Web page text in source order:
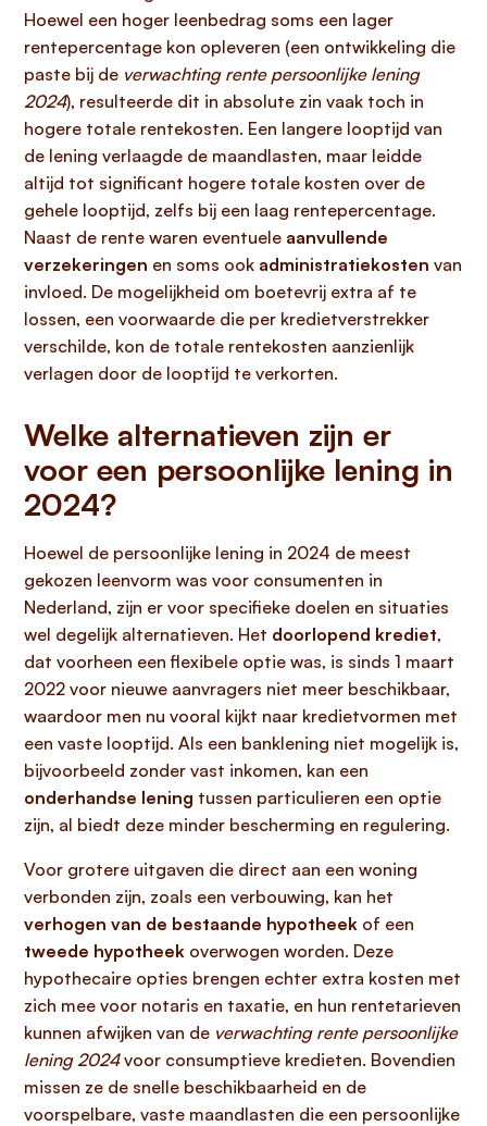
Hoewel een hoger leenbedrag soms een lager
rentepercentage kon opleveren (een ontwikkeling die
paste bij de verwachting rente persoonlijke lening
2024), resulteerde dit in absolute zin vaak toch in
hogere totale rentekosten. Een langere looptijd van
de lening verlaagde de maandlasten, maar leidde
altijd tot significant hogere totale kosten over de
gehele looptijd, zelfs bij een laag rentepercentage.
Naast de rente waren eventuele aanvullende
verzekeringen en soms ook administratiekosten van
invloed. De mogelijkheid om boetevrij extra af te
lossen, een voorwaarde die per kredietverstrekker
verschilde, kon de totale rentekosten aanzienlijk
verlagen door de looptijd te verkorten.
Welke alternatieven zijn er
voor een persoonlijke lening in
2024?
Hoewel de persoonlijke lening in 2024 de meest
gekozen leenvorm was voor consumenten in
Nederland, zijn er voor specifieke doelen en situaties
wel degelijk alternatieven. Het doorlopend krediet,
dat voorheen een flexibele optie was, is sinds 1 maart
2022 voor nieuwe aanvragers niet meer beschikbaar,
waardoor men nu vooral kijkt naar kredietvormen met
een vaste looptijd. Als een banklening niet mogelijk is,
bijvoorbeeld zonder vast inkomen, kan een
onderhandse lening tussen particulieren een optie
zijn, al biedt deze minder bescherming en regulering.
Voor grotere uitgaven die direct aan een woning
verbonden zijn, zoals een verbouwing, kan het
verhogen van de bestaande hypotheek of een
tweede hypotheek overwogen worden. Deze
hypothecaire opties brengen echter extra kosten met
zich mee voor notaris en taxatie, en hun rentetarieven
kunnen afwijken van de verwachting rente persoonlijke
lening 2024voor consumptieve kredieten. Bovendien
missen ze de snelle beschikbaarheid en de
voorspelbare, vaste maandlasten die een persoonlijke